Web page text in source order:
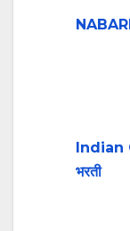
Indian
भरती